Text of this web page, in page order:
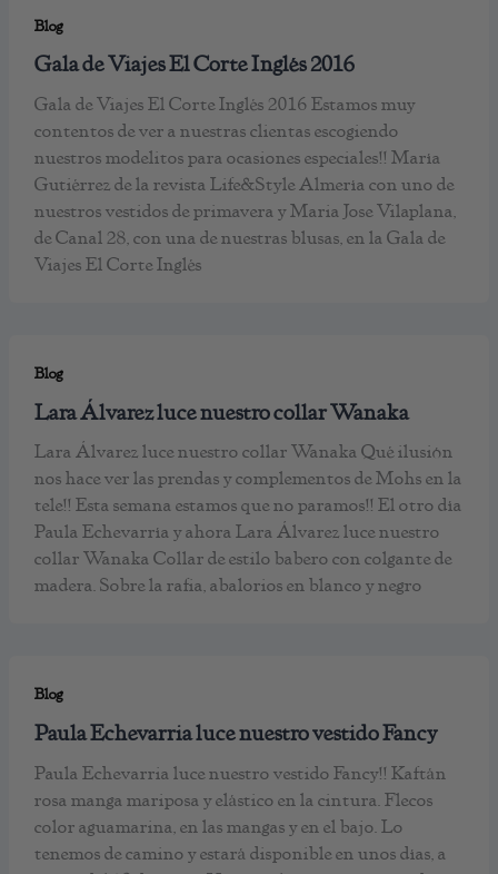
Blog
Gala de Viajes El Corte Inglés 2016
Gala de Viajes El Corte Inglés 2016 Estamos muy
contentos de ver a nuestras clientas escogiendo
nuestros modelitos para ocasiones especiales!! María
Gutiérrez de la revista Life&Style Almería con uno de
nuestros vestidos de primavera y Maria Jose Vilaplana,
de Canal 28, con una de nuestras blusas, en la Gala de
Viajes El Corte Inglés
Blog
Lara Álvarez luce nuestro collar Wanaka
Lara Álvarez luce nuestro collar Wanaka Qué ilusión
nos hace ver las prendas y complementos de Mohs en la
tele!! Esta semana estamos que no paramos!! El otro día
Paula Echevarría y ahora Lara Álvarez luce nuestro
collar Wanaka Collar de estilo babero con colgante de
madera. Sobre la rafia, abalorios en blanco y negro
Blog
Paula Echevarria luce nuestro vestido Fancy
Paula Echevarria luce nuestro vestido Fancy!! Kaftán
rosa manga mariposa y elástico en la cintura. Flecos
color aguamarina, en las mangas y en el bajo. Lo
tenemos de camino y estará disponible en unos días, a